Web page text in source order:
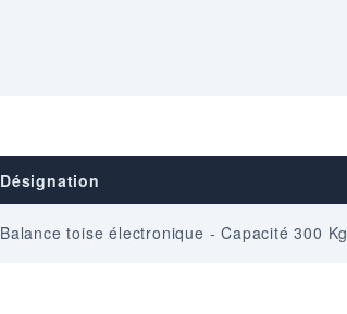
Désignation
Balance toise électronique - Capacité 300 Kg